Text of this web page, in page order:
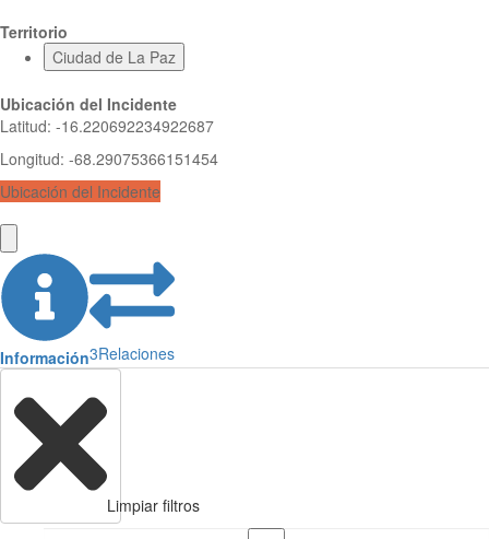
Territorio
Ciudad de La Paz
Ubicación del Incidente
Latitud: -16.220692234922687
Longitud: -68.29075366151454
Ubicación del Incidente
Información3Relaciones
Limpiar filtros